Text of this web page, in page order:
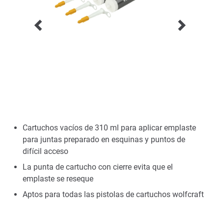
Cartuchos vacíos de 310 ml para aplicar emplaste
para juntas preparado en esquinas y puntos de
difícil acceso
La punta de cartucho con cierre evita que el
emplaste se reseque
Aptos para todas las pistolas de cartuchos wolfcraft